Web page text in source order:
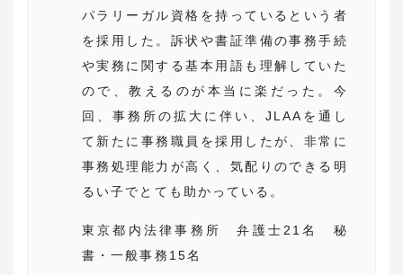
パラリーガル資格を持っているという者
を採用した。訴状や書証準備の事務手続
や実務に関する基本用語も理解していた
ので、教えるのが本当に楽だった。今
回、事務所の拡大に伴い、JLAAを通し
て新たに事務職員を採用したが、非常に
事務処理能力が高く、気配りのできる明
るい子でとても助かっている。
東京都内法律事務所 弁護士21名 秘
書・一般事務15名